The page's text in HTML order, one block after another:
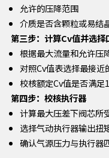
允许的压降范围
介质是否含颗粒或易结
第三步：计算Cv值并选择
根据最大流量和允许压
对照Cv值表选择最接近
校核额定Cv值是否满
第四步：校核执行器
计算最大压差下阀芯所
选择气动执行器输出扭
确认气源压力与执行器